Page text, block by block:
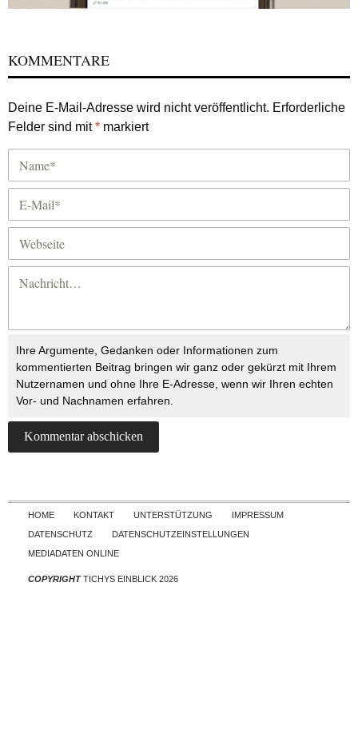
KOMMENTARE
Deine E-Mail-Adresse wird nicht veröffentlicht. Erforderliche
Felder sind mit* markiert
Ihre Argumente, Gedanken oder Informationen zum
kommentierten Beitrag bringen wir ganz oder gekürzt mit Ihrem
Nutzernamen und ohne Ihre E-Adresse, wenn wir Ihren echten
Vor- und Nachnamen erfahren.
Skip to content
HOME KONTAKT UNTERSTÜTZUNG
IMPRESSUM
DATENSCHUTZ
DATENSCHUTZEINSTELLUNGEN
MEDIADATEN ONLINE
COPYRIGHTTICHYS EINBLICK 2026